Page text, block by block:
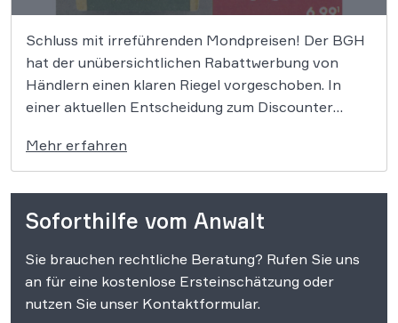
Schluss mit irreführenden Mondpreisen! Der BGH
hat der unübersichtlichen Rabattwerbung von
Händlern einen klaren Riegel vorgeschoben. In
einer aktuellen Entscheidung zum Discounter
wirbt, muss den niedrigsten Preis der letzten 30
Tage „unmissverständlich, klar erkennbar und gut
lesbar“ angeben. Was das für Verbraucher und
Händler bedeutet, […]
Mehr erfahren
Soforthilfe vom Anwalt
Sie brauchen rechtliche Beratung? Rufen Sie uns
an für eine kostenlose Ersteinschätzung oder
nutzen Sie unser Kontaktformular.